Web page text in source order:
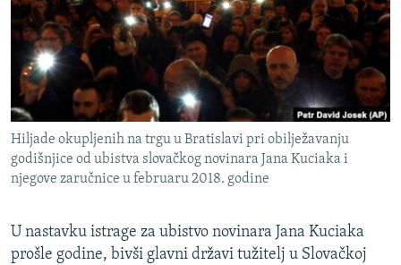
DNEVNO@RSE
SPECIJALI RSE
VIŠE OD NASLOVA
GENOCID U SREBRENICI
POPLAVE I KLIZIŠTA U BIH 2024.
TV LIBERTY
MOJA EVROPA
PRATITE NAS
Sve RFE/RL stranice
Hiljade okupljenih na trgu u Bratislavi pri obilježavanju
godišnjice od ubistva slovačkog novinara Jana Kuciaka i
njegove zaručnice u februaru 2018. godine
U nastavku istrage za ubistvo novinara Jana Kuciaka
prošle godine, bivši glavni državi tužitelj u Slovačkoj